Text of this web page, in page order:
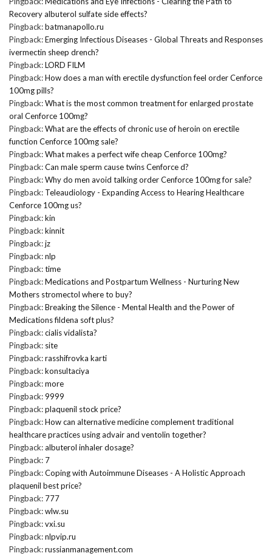
Recovery albuterol sulfate side effects?
Pingback:batmanapollo.ru
Pingback:Emerging Infectious Diseases - Global Threats and Responses
ivermectin sheep drench?
Pingback:LORD FILM
Pingback:How does a man with erectile dysfunction feel order Cenforce
100mg pills?
Pingback:What is the most common treatment for enlarged prostate
oral Cenforce 100mg?
Pingback:What are the effects of chronic use of heroin on erectile
function Cenforce 100mg sale?
Pingback:What makes a perfect wife cheap Cenforce 100mg?
Pingback:Can male sperm cause twins Cenforce d?
Pingback:Why do men avoid talking order Cenforce 100mg for sale?
Pingback: Teleaudiology - Expanding Access to Hearing Healthcare
Cenforce 100mg us?
Pingback:kin
Pingback:kinnit
Pingback:jz
Pingback:nlp
Pingback:time
Pingback:Medications and Postpartum Wellness - Nurturing New
Mothers stromectol where to buy?
Pingback:Breaking the Silence - Mental Health and the Power of
Medications fildena soft plus?
Pingback:cialis vidalista?
Pingback: site
Pingback:rasshifrovka karti
Pingback:konsultaciya
Pingback:more
Pingback:9999
Pingback:plaquenil stock price?
Pingback:How can alternative medicine complement traditional
healthcare practices using advair and ventolin together?
Pingback:albuterol inhaler dosage?
Pingback: 7
Pingback:Coping with Autoimmune Diseases - A Holistic Approach
plaquenil best price?
Pingback: 777
Pingback:wlw.su
Pingback:vxi.su
Pingback:nlpvip.ru
Pingback:russianmanagement.com